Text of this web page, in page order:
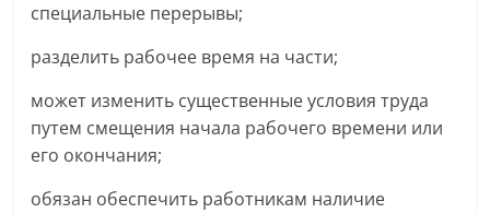
специальные перерывы;
разделить рабочее время на части;
может изменить существенные условия труда
путем смещения начала рабочего времени или
его окончания;
обязан обеспечить работникам наличие